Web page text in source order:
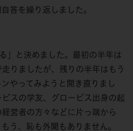
答を繰り返しました。
」と決めました。最初の半年は
りましたが、残りの半年はもう
やってみようと開き直りまし
スの学友、グロービス出身の起
営者の方々などに片っ端から
う、恥も外聞もありません。